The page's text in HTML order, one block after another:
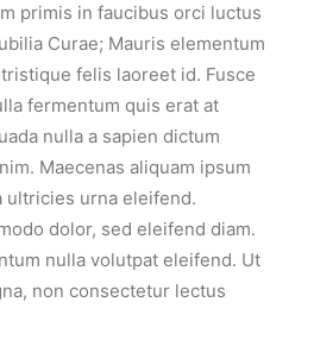
primis in faucibus orci luctus
Curae; Mauris elementum
felis laoreet id. Fusce
fermentum quis erat at
nulla a sapien dictum
Maecenas aliquam ipsum
ultricies urna eleifend.
dolor, sed eleifend diam.
nulla volutpat eleifend. Ut
non consectetur lectus